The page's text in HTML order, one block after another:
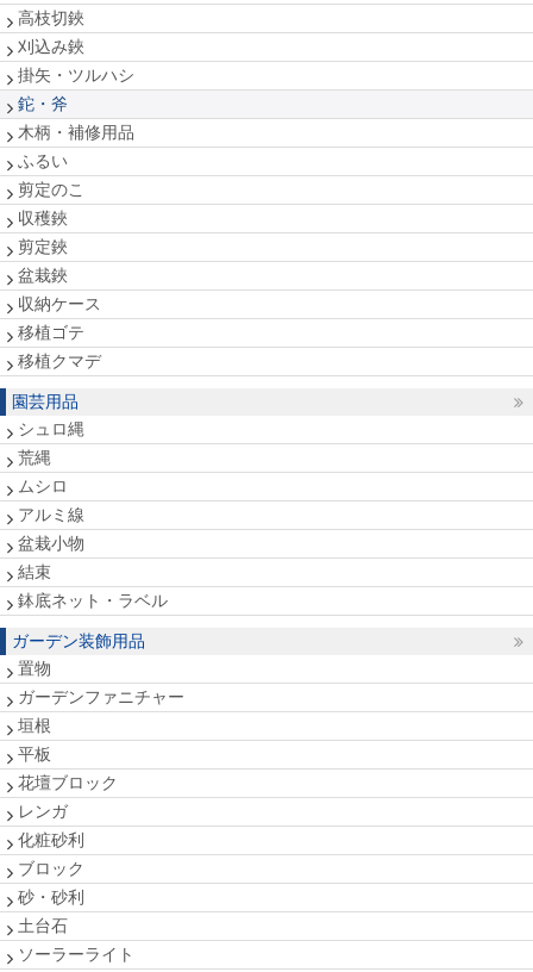
高枝切鋏
刈込み鋏
掛矢・ツルハシ
鉈・斧
木柄・補修用品
ふるい
剪定のこ
収穫鋏
剪定鋏
盆栽鋏
収納ケース
移植ゴテ
移植クマデ
園芸用品
シュロ縄
荒縄
ムシロ
アルミ線
盆栽小物
結束
鉢底ネット・ラベル
ガーデン装飾用品
置物
ガーデンファニチャー
垣根
平板
花壇ブロック
レンガ
化粧砂利
ブロック
砂・砂利
土台石
ソーラーライト